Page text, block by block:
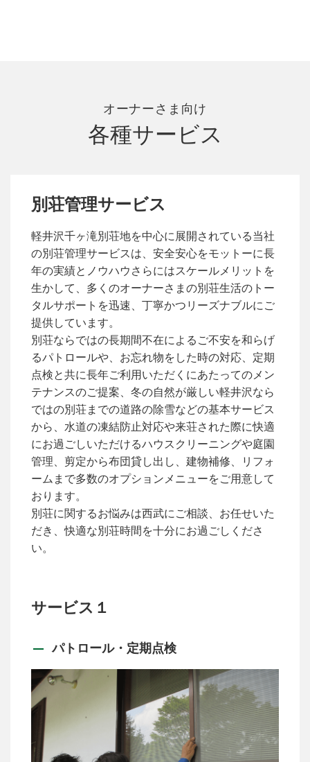
オーナーさま向け
各種サービス
別荘管理サービス
軽井沢千ヶ滝別荘地を中心に展開されている当社
の別荘管理サービスは、安全安心をモットーに長
年の実績とノウハウさらにはスケールメリットを
生かして、多くのオーナーさまの別荘生活のトー
タルサポートを迅速、丁寧かつリーズナブルにご
提供しています。
別荘ならではの長期間不在によるご不安を和らげ
るパトロールや、お忘れ物をした時の対応、定期
点検と共に長年ご利用いただくにあたってのメン
テナンスのご提案、冬の自然が厳しい軽井沢なら
ではの別荘までの道路の除雪などの基本サービス
から、水道の凍結防止対応や来荘された際に快適
にお過ごしいただけるハウスクリーニングや庭園
管理、剪定から布団貸し出し、建物補修、リフォ
ームまで多数のオプションメニューをご用意して
おります。
別荘に関するお悩みは西武にご相談、お任せいた
だき、快適な別荘時間を十分にお過ごしくださ
い。
サービス１
パトロール・定期点検